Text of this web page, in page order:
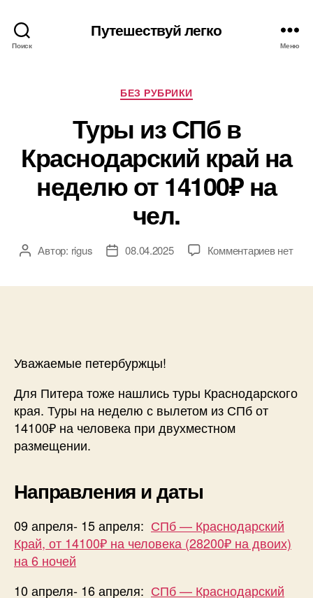
Поиск
Путешествуй легко
Меню
Рубрики
БЕЗ РУБРИКИ
Туры из СПб в
Краснодарский край на
неделю от 14100₽ на
чел.
АвторАвтор: rigus
Дата08.04.2025 Комментариевк
неделю
от
нет
Уважаемые петербуржцы!
Для Питера тоже нашлись туры Краснодарского
края. Туры на неделю с вылетом из СПб от
14100₽ на человека при двухместном
размещении.
Направления и даты
09 апреля- 15 апреля: СПб — Краснодарский
Край, от 14100₽ на человека (28200₽ на двоих)
на 6 ночей
10 апреля- 16 апреля: СПб — Краснодарский